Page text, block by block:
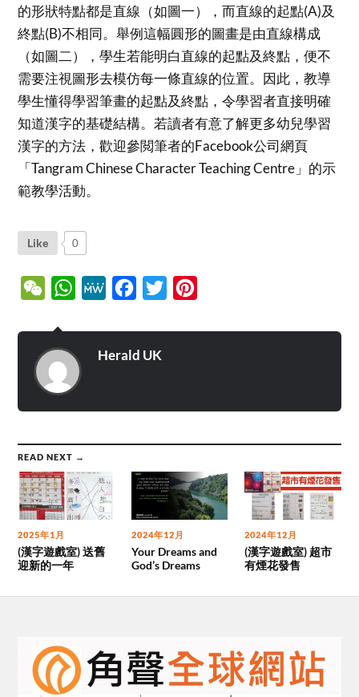
的形狀特點都是直線（如圖一），而直線的起點(A)及
終點(B)不相同。舉例這幅圓形的圖畫是由直線構成
（如圖二），學生若能明白直線的起點及終點，便不
需要注視圖形去模仿每一條直線的位置。因此，教導
學生懂得學習筆畫的起點及終點，令學習者直接明確
知道漢字的基礎結構。若讀者有意了解更多幼兒學習
漢字的方法，歡迎參閲筆者的Facebook公司網頁
「Tangram Chinese Character Teaching Centre」的示
範教學活動。
Like 0
WeChatWhatsApp
MeWe Facebook
Twitter
Herald UK
READ NEXT →
2025年1月
(漢字遊戲室) 送舊
迎新的一年
2024年12月
Your Dreams and
God’s Dreams
2024年12月
(漢字遊戲室) 超市
有煙花發售